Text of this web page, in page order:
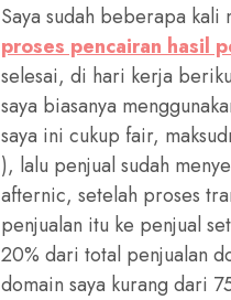
Saya sudah beberapa
proses pencairan hasil
selesai, di hari kerja
saya biasanya
saya ini cukup fair,
), lalu penjual sudah
afternic, setelah proses
penjualan itu ke penjual
20% dari total penjualan
domain saya kurang dari